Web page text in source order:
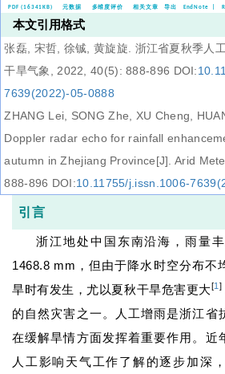
PDF (16341KB) 元数据 多维度评价 相关文章 导出 EndNote
本文引用格式
张磊, 宋哲, 徐铖, 黄旋旋. 浙江省夏秋季人
干旱气象, 2022, 40(5): 888-896 DOI:
7639(2022)-05-0888
ZHANG Lei, SONG Zhe, XU Cheng,
Doppler radar echo for rainfall
autumn in Zhejiang Province[J].Arid
888-896 DOI:10.11755/j.issn.1006-
引言
浙江地处中国东南沿海，雨量
1468.8 mm，但由于降水时空分布不
旱时有发生，尤以夏秋干旱危害更大[1 ]
的自然灾害之一。人工增雨是浙江省
在缓解旱情方面发挥着重要作用。近
人工影响天气工作了解的逐步加深